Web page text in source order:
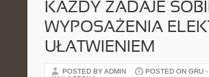
KAŻDY ZADAJE
WYPOSAŻENIA
UŁATWIENIEM
POSTED BY ADMIN POSTED ON GRU